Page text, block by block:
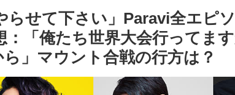
らせて下さい」Paravi全エピ
：「俺たち世界大会行ってま
」マウント合戦の行方は？